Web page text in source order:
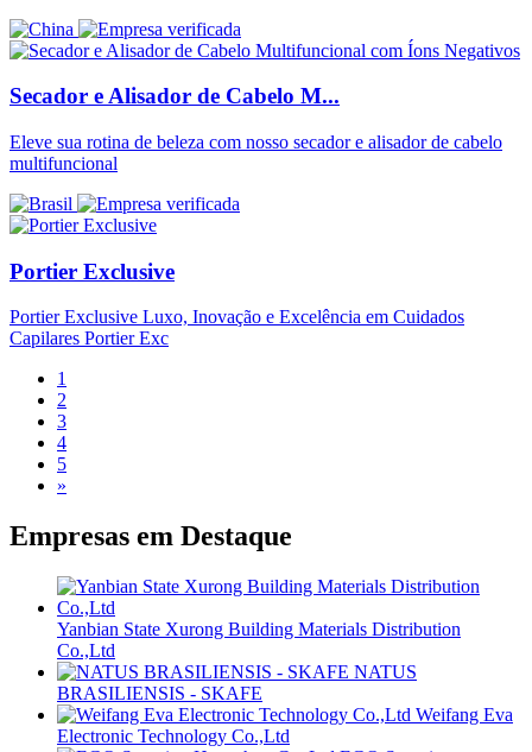
Secador e Alisador de Cabelo M...
Eleve sua rotina de beleza com nosso secador e alisador de cabelo
multifuncional
Portier Exclusive
Portier Exclusive Luxo, Inovação e Excelência em Cuidados
Capilares Portier Exc
1
2
3
4
5
»
Empresas em Destaque
Yanbian State Xurong Building Materials Distribution
Co.,Ltd
NATUS
BRASILIENSIS - SKAFE
Weifang Eva
Electronic Technology Co.,Ltd